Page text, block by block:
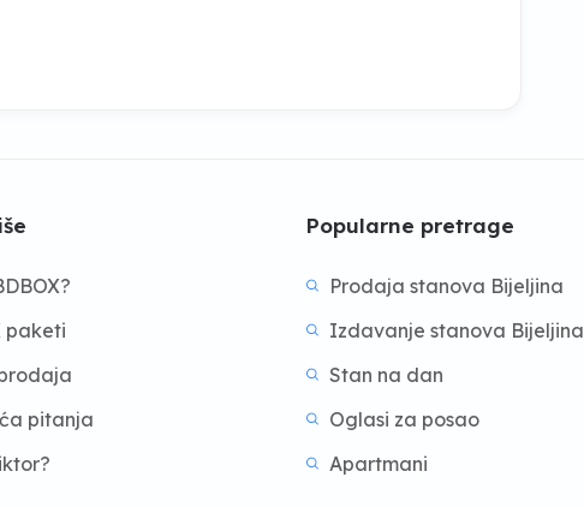
paketi
pitanja
Popularne pretrage
Prodaja stanova Bijeljina
Izdavanje stanova Bijeljina
Stan na dan
Oglasi za posao
Apartmani